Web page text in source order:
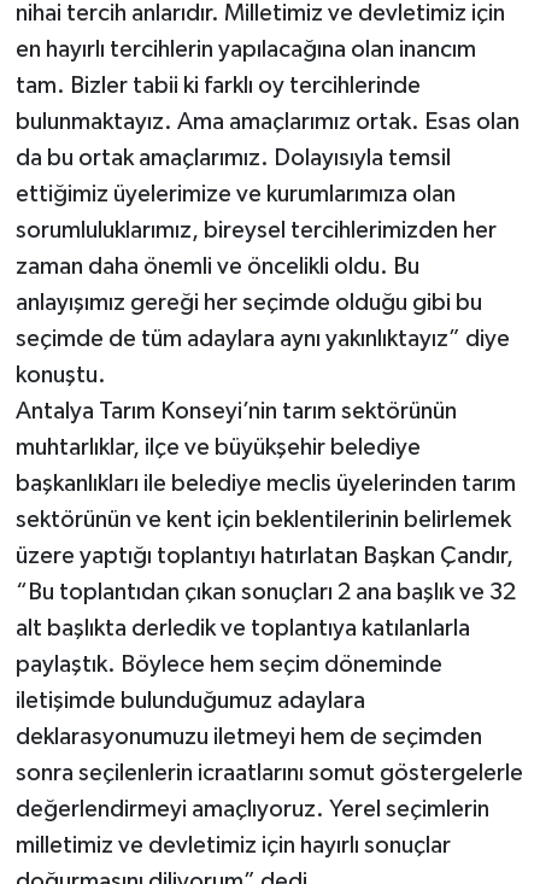
nihai tercih anlarıdır. Milletimiz ve devletimiz için
en hayırlı tercihlerin yapılacağına olan inancım
tam. Bizler tabii ki farklı oy tercihlerinde
bulunmaktayız. Ama amaçlarımız ortak. Esas olan
da bu ortak amaçlarımız. Dolayısıyla temsil
ettiğimiz üyelerimize ve kurumlarımıza olan
sorumluluklarımız, bireysel tercihlerimizden her
zaman daha önemli ve öncelikli oldu. Bu
anlayışımız gereği her seçimde olduğu gibi bu
seçimde de tüm adaylara aynı yakınlıktayız” diye
konuştu.
Antalya Tarım Konseyi’nin tarım sektörünün
muhtarlıklar, ilçe ve büyükşehir belediye
başkanlıkları ile belediye meclis üyelerinden tarım
sektörünün ve kent için beklentilerinin belirlemek
üzere yaptığı toplantıyı hatırlatan Başkan Çandır,
“Bu toplantıdan çıkan sonuçları 2 ana başlık ve 32
alt başlıkta derledik ve toplantıya katılanlarla
paylaştık. Böylece hem seçim döneminde
iletişimde bulunduğumuz adaylara
deklarasyonumuzu iletmeyi hem de seçimden
sonra seçilenlerin icraatlarını somut göstergelerle
değerlendirmeyi amaçlıyoruz. Yerel seçimlerin
milletimiz ve devletimiz için hayırlı sonuçlar